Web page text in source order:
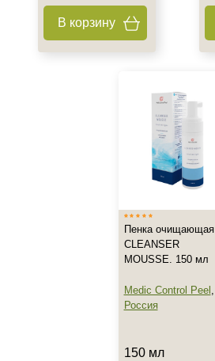
Чувствительная
Возраст
В корзину
Пенка очищающая
CLEANSER
MOUSSE. 150 мл
Medic Control Peel ,
Россия
150 мл